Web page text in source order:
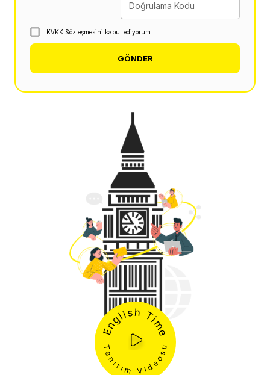
Doğrulama Kodu
KVKK Sözleşmesini kabul ediyorum.
GÖNDER